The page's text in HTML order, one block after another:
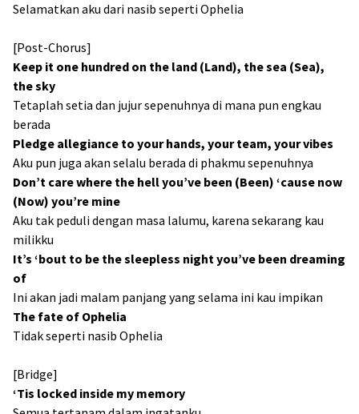
Selamatkan aku dari nasib seperti Ophelia
[Post-Chorus]
Keep it one hundred on the land (Land), thе sea (Sea),
the sky
Tetaplah setia dan jujur sepenuhnya di mana pun engkau
berada
Pledge allegiance to your hands, your team, your vibes
Aku pun juga akan selalu berada di phakmu sepenuhnya
Don’t care where the hell you’ve been (Been) ‘cause now
(Now) you’re mine
Aku tak peduli dengan masa lalumu, karena sekarang kau
milikku
It’s ‘bout to be the sleepless night you’ve been dreaming
of
Ini akan jadi malam panjang yang selama ini kau impikan
The fate of Ophelia
Tidak seperti nasib Ophelia
[Bridge]
‘Tis locked inside my memory